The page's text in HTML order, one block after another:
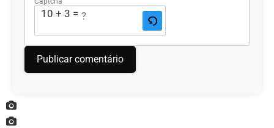
10 + 3 = ?